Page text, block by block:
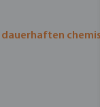
dauerhaften